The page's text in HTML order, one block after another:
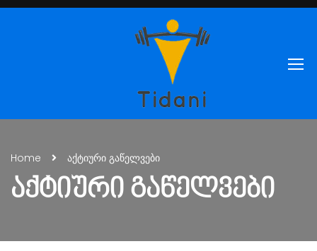
Home აქტიური გაწელვები
ᲐᲥᲢᲘᲣᲠᲘ ᲒᲐᲬᲔᲚᲕᲔᲑᲘ